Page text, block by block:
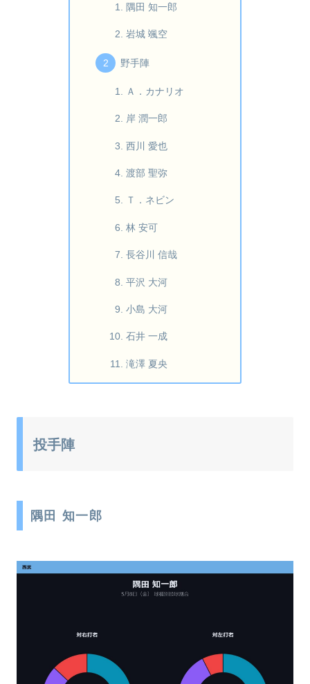
隅田 知一郎
岩城 颯空
野手陣
Ａ．カナリオ
岸 潤一郎
西川 愛也
渡部 聖弥
Ｔ．ネビン
林 安可
長谷川 信哉
平沢 大河
小島 大河
石井 一成
滝澤 夏央
投手陣
隅田 知一郎